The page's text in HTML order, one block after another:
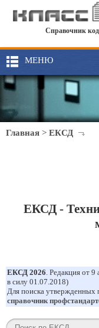
Справочник
МЕНЮ
Главная > ЕКСД
ЕКСД -
ЕКСД 2026. Редакция от 9
в силу 01.07.2018)
Для поиска утвержденных
справочник